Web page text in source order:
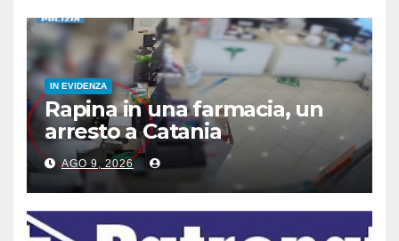
IN EVIDENZA
Rapina in una farmacia, un
arresto a Catania
AGO 9, 2026